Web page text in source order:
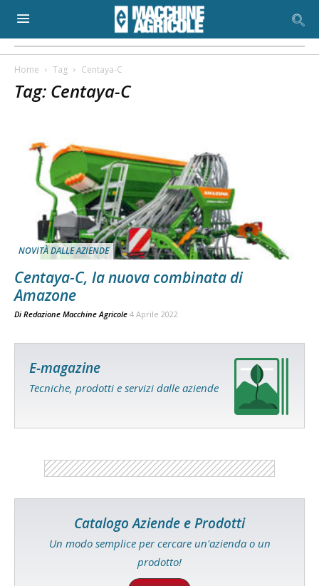
Home Tag Centaya-C
Tag: Centaya-C
NOVITÀ DALLE AZIENDE
Centaya-C, la nuova combinata di
Amazone
Di Redazione Macchine Agricole 4 Aprile 2022
E-magazine
Tecniche, prodotti e servizi dalle aziende
Catalogo Aziende e Prodotti
Un modo semplice per cercare un'azienda o un
prodotto!